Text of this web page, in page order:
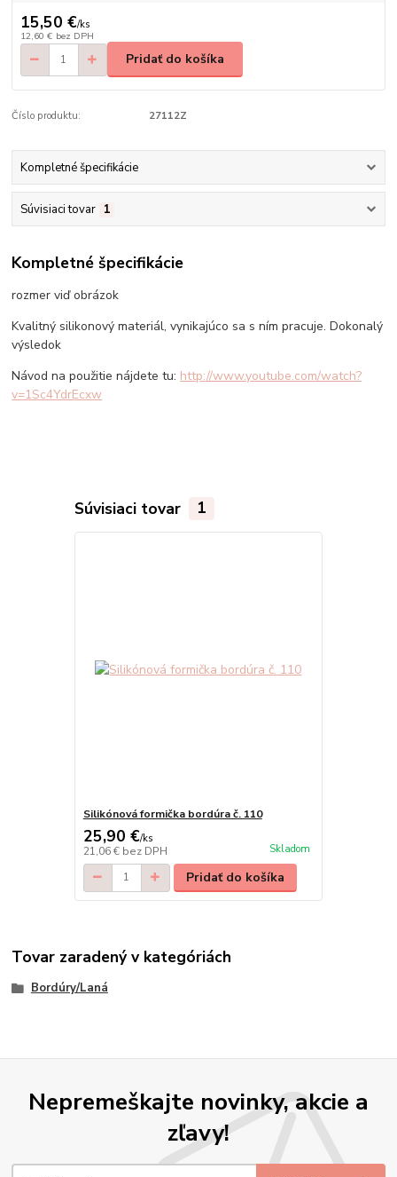
15,50 €/ks
12,60 € bez DPH
Pridať do košíka
Číslo produktu: 27112Z
Kompletné špecifikácie
Súvisiaci tovar 1
Kompletné špecifikácie
rozmer viď obrázok
Kvalitný silikonový materiál, vynikajúco sa s ním pracuje. Dokonalý
výsledok
Návod na použitie nájdete tu: http://www.youtube.com/watch?
v=1Sc4YdrEcxw
Súvisiaci tovar 1
Silikónová formička bordúra č. 110
25,90 €/ks
21,06 € bez DPH Skladom
Pridať do košíka
Tovar zaradený v kategóriách
Bordúry/Laná
Nepremeškajte novinky, akcie a
zľavy!